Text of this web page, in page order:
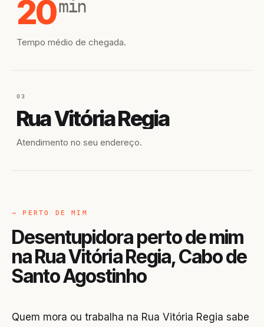
20min
Tempo médio de chegada.
03
Rua Vitória Regia
Atendimento no seu endereço.
→ PERTO DE MIM
Desentupidora perto de mim
na Rua Vitória Regia, Cabo de
Santo Agostinho
Quem mora ou trabalha na Rua Vitória Regia sabe